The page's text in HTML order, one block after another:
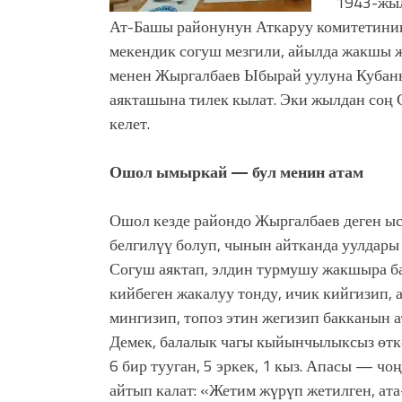
Ат-Башы районунун Аткаруу
мекендик согуш мезгили, айылда
менен Жыргалбаев Ыбырай уулуна
аякташына тилек кылат. Эки жылдан соң
келет.
Ошол ымыркай — бул менин атам
Ошол кезде райондо Жыргалбаев деген
белгилүү болуп, чынын айтканда
Согуш аяктап, элдин турмушу жакшыра
кийбеген жакалуу тонду, ичик кийгизип,
мингизип, топоз этин жегизип бакканын
Демек, балалык чагы кыйынчылыксыз
6 бир тууган, 5 эркек, 1 кыз. Апасы —
айтып калат: «Жетим жүрүп жетилген,